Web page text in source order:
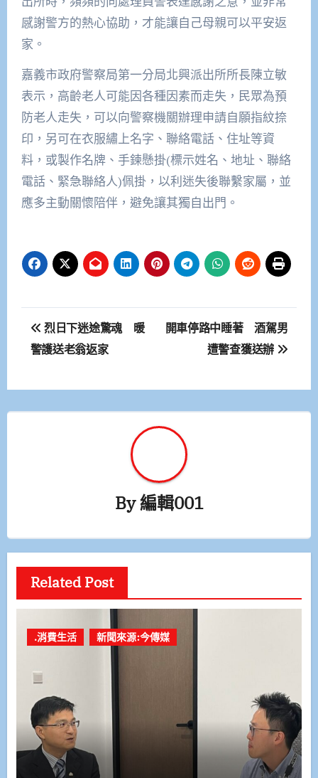
感謝警方的熱心協助，才能讓自己母親可以平安返
家。
嘉義市政府警察局第一分局北興派出所所長陳立敏
表示，高齡老人可能因各種因素而走失，民眾為預
防老人走失，可以向警察機關辦理申請自願指紋捺
印，另可在衣服繡上名字、聯絡電話、住址等資
料，或製作名牌、手鍊懸掛(標示姓名、地址、聯絡
電話、緊急聯絡人)佩掛，以利迷失後聯繫家屬，並
應多主動關懷陪伴，避免讓其獨自出門。
文
章
覽
烈日下迷途驚魂 暖
警護送老翁返家
開車停路中睡著 酒駕男
遭警查獲送辦
By編輯001
Related Post
.消費生活 新聞來源:今傳媒